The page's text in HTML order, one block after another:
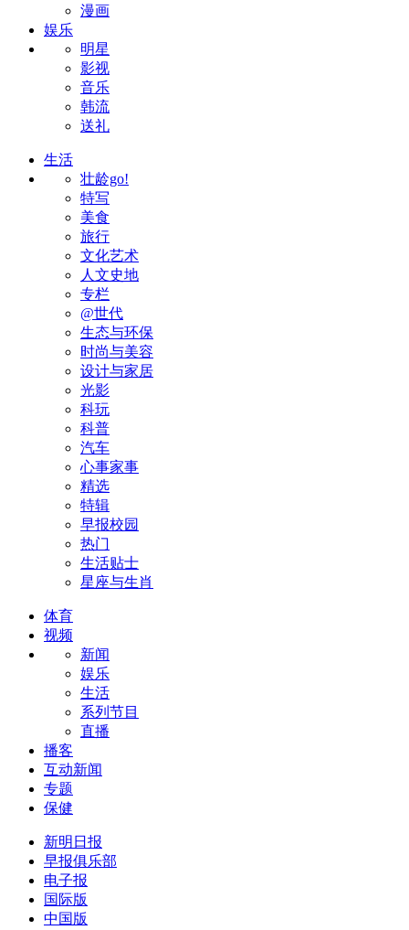
漫画
娱乐
明星
影视
音乐
韩流
送礼
生活
壮龄go!
特写
美食
旅行
文化艺术
人文史地
专栏
@世代
生态与环保
时尚与美容
设计与家居
光影
科玩
科普
汽车
心事家事
精选
特辑
早报校园
热门
生活贴士
星座与生肖
体育
视频
新闻
娱乐
生活
系列节目
直播
播客
互动新闻
专题
保健
新明日报
早报俱乐部
电子报
国际版
中国版